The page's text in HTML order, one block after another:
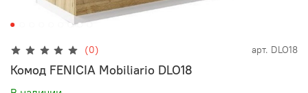
(0) арт. DLO18
Комод FENICIA Mobiliario DLO18